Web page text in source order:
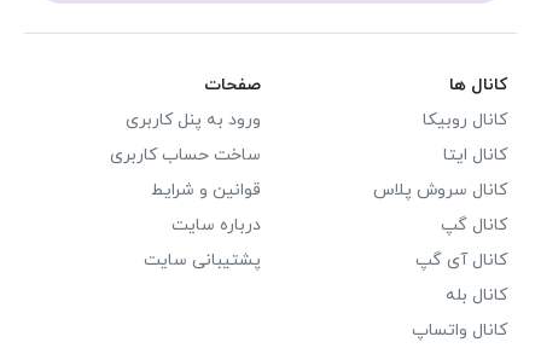
کانال ها
کانال روبیکا
کانال ایتا
کانال سروش پلاس
کانال گپ
کانال آی گپ
کانال بله
کانال واتساپ
صفحات
ورود به پنل کاربری
ساخت حساب کاربری
قوانین و شرایط
درباره سایت
پشتیبانی سایت